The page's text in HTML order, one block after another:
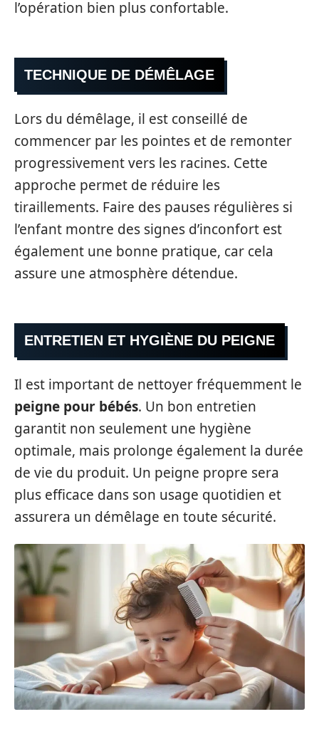
l’opération bien plus confortable.
TECHNIQUE DE DÉMÊLAGE
Lors du démêlage, il est conseillé de
commencer par les pointes et de remonter
progressivement vers les racines. Cette
approche permet de réduire les
tiraillements. Faire des pauses régulières si
l’enfant montre des signes d’inconfort est
également une bonne pratique, car cela
assure une atmosphère détendue.
ENTRETIEN ET HYGIÈNE DU PEIGNE
Il est important de nettoyer fréquemment le
peigne pour bébés. Un bon entretien
garantit non seulement une hygiène
optimale, mais prolonge également la durée
de vie du produit. Un peigne propre sera
plus efficace dans son usage quotidien et
assurera un démêlage en toute sécurité.